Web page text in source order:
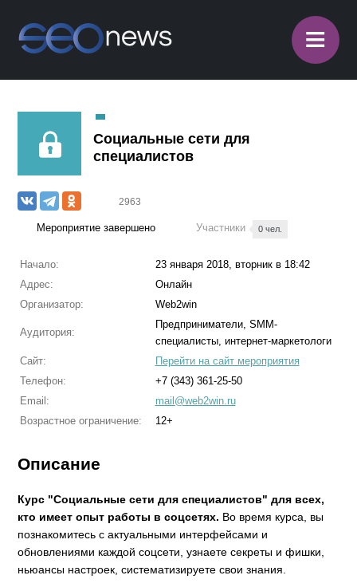
≡
Социальные сети для
специалистов
2963
Мероприятие завершено Участники 0 чел.
Начало:
23 января 2018, вторник в 18:42
Адрес:
Онлайн
Организатор:
Web2win
Аудитория:
Предприниматели, SMM-
специалисты, интернет-маркетологи
Сайт:
Перейти на сайт мероприятия
Телефон:
+7 (343) 361-25-50
Email:
mail@web2win.ru
Возрастное ограничение:
12+
Описание
Курс "Социальные сети для специалистов" для всех,
кто имеет опыт работы в соцсетях. Во время курса, вы
познакомитесь с актуальными интерфейсами и
обновлениями каждой соцсети, узнаете секреты и фишки,
ньюансы настроек, систематизируете свои знания.